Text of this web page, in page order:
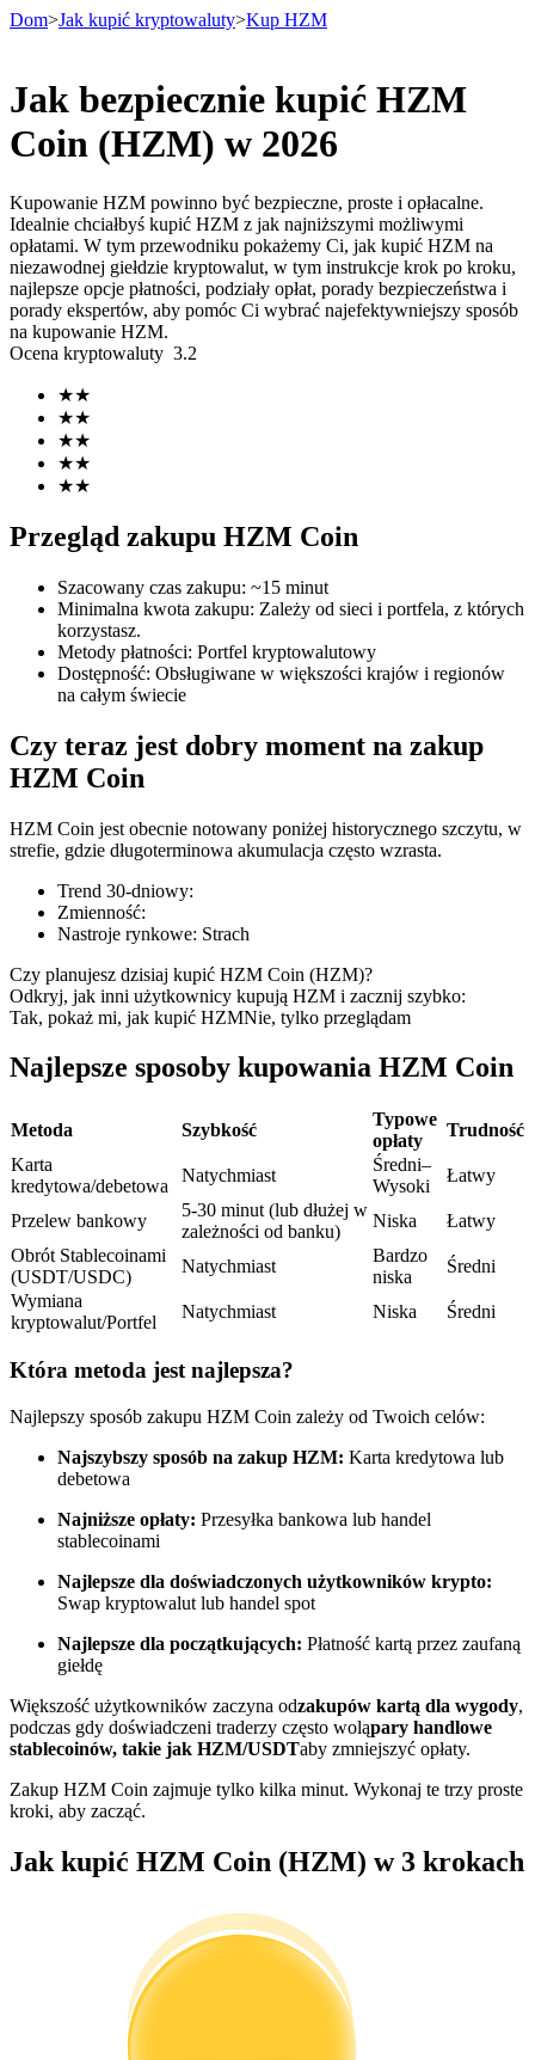
Kontrakty terminowe
Kontrakty terminowe na USDT
Kontrakty futures wykorzystujące USDT jako zabezpieczenie
Kontrakty terminowe COIN-M
Kontrakty terminowe na kryptowaluty
TradFi
towary
Kontrakty terminowe na USDC
Kontrakty futures wykorzystujące USDC jako zabezpieczenie
Kopiowanie Transakcji
Zostań traderem kopiującym
transakcji
Analiza Big Data, w tym informacje handlowe itp.
Dom>Jak kupić kryptowaluty>Kup HZM
Jak bezpiecznie kupić HZM
Coin (HZM) w 2026
Kupowanie HZM powinno być bezpieczne, proste i opłacalne.
Idealnie chciałbyś kupić HZM z jak najniższymi możliwymi
opłatami. W tym przewodniku pokażemy Ci, jak kupić HZM na
niezawodnej giełdzie kryptowalut, w tym instrukcje krok po kroku,
najlepsze opcje płatności, podziały opłat, porady bezpieczeństwa i
porady ekspertów, aby pomóc Ci wybrać najefektywniejszy sposób
na kupowanie HZM.
Ocena kryptowaluty 3.2
★★
★★
★★
★★
★★
Przegląd zakupu HZM Coin
Szacowany czas zakupu: ~15 minut
Minimalna kwota zakupu: Zależy od sieci i portfela, z których
korzystasz.
Metody płatności: Portfel kryptowalutowy
Dostępność: Obsługiwane w większości krajów i regionów
na całym świecie
Czy teraz jest dobry moment na zakup
HZM Coin
HZM Coin jest obecnie notowany poniżej historycznego szczytu, w
strefie, gdzie długoterminowa akumulacja często wzrasta.
Trend 30-dniowy:
Zmienność:
Nastroje rynkowe: Strach
Czy planujesz dzisiaj kupić HZM Coin (HZM)?
Odkryj, jak inni użytkownicy kupują HZM i zacznij szybko:
Tak, pokaż mi, jak kupić HZMNie, tylko przeglądam
Najlepsze sposoby kupowania HZM Coin
Metoda Szybkość
Typowe
opłaty
Trudność
Karta
kredytowa/debetowa
Natychmiast
Średni–
Wysoki
Łatwy
Przelew bankowy
5-30 minut (lub dłużej w
zależności od banku)
Niska
Łatwy
Obrót Stablecoinami
(USDT/USDC)
Natychmiast
Bardzo
niska
Średni
Wymiana
kryptowalut/Portfel
Natychmiast Niska Średni
Która metoda jest najlepsza?
Najlepszy sposób zakupu HZM Coin zależy od Twoich celów:
Najszybszy sposób na zakup HZM: Karta kredytowa lub
debetowa
Najniższe opłaty: Przesyłka bankowa lub handel
stablecoinami
Najlepsze dla doświadczonych użytkowników krypto:
Swap kryptowalut lub handel spot
Najlepsze dla początkujących: Płatność kartą przez zaufaną
giełdę
Większość użytkowników zaczyna odzakupów kartą dla wygody,
podczas gdy doświadczeni traderzy często woląpary handlowe
stablecoinów, takie jak HZM/USDTaby zmniejszyć opłaty.
Zakup HZM Coin zajmuje tylko kilka minut. Wykonaj te trzy proste
kroki, aby zacząć.
Jak kupić HZM Coin (HZM) w 3 krokach